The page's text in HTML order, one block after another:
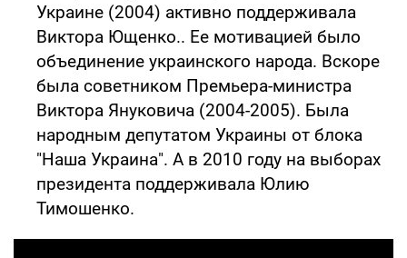
Украине (2004) активно поддерживала
Виктора Ющенко.. Ее мотивацией было
объединение украинского народа. Вскоре
была советником Премьера-министра
Виктора Януковича (2004-2005). Была
народным депутатом Украины от блока
"Наша Украина". А в 2010 году на выборах
президента поддерживала Юлию
Тимошенко.